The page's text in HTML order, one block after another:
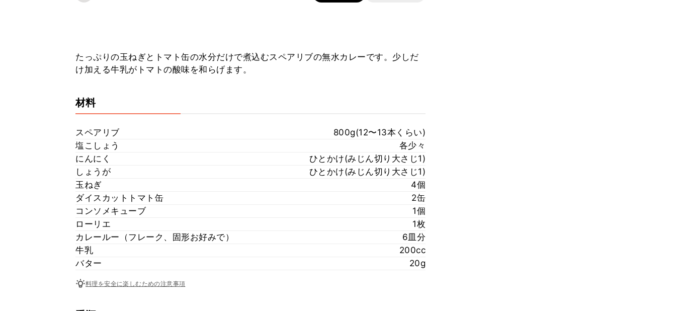
たっぷりの玉ねぎとトマト缶の水分だけで煮込むスペアリブの無水カレーです。少しだ
け加える牛乳がトマトの酸味を和らげます。
材料
スペアリブ
800g(12〜13本くらい)
塩こしょう
各少々
にんにく
ひとかけ(みじん切り大さじ1)
しょうが
ひとかけ(みじん切り大さじ1)
玉ねぎ
4個
ダイスカットトマト缶
2缶
コンソメキューブ
1個
ローリエ
1枚
カレールー（フレーク、固形お好みで）
6皿分
牛乳
200cc
バター
20g
料理を安全に楽しむための注意事項